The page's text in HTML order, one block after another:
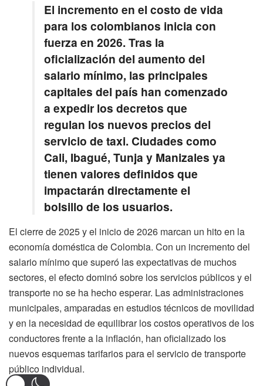
El incremento en el costo de vida
para los colombianos inicia con
fuerza en 2026. Tras la
oficialización del aumento del
salario mínimo, las principales
capitales del país han comenzado
a expedir los decretos que
regulan los nuevos precios del
servicio de taxi. Ciudades como
Cali, Ibagué, Tunja y Manizales ya
tienen valores definidos que
impactarán directamente el
bolsillo de los usuarios.
El cierre de 2025 y el inicio de 2026 marcan un hito en la
economía doméstica de Colombia. Con un incremento del
salario mínimo que superó las expectativas de muchos
sectores, el efecto dominó sobre los servicios públicos y el
transporte no se ha hecho esperar. Las administraciones
municipales, amparadas en estudios técnicos de movilidad
y en la necesidad de equilibrar los costos operativos de los
conductores frente a la inflación, han oficializado los
nuevos esquemas tarifarios para el servicio de transporte
público individual.